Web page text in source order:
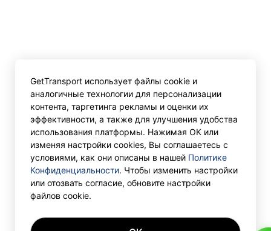
GetTransport использует файлы cookie и
аналогичные технологии для персонализации
контента, таргетинга рекламы и оценки их
эффективности, а также для улучшения удобства
использования платформы. Нажимая ОК или
изменяя настройки cookies, Вы соглашаетесь с
условиями, как они описаны в нашей Политике
Конфиденциальности. Чтобы изменить настройки
или отозвать согласие, обновите настройки
файлов cookie.